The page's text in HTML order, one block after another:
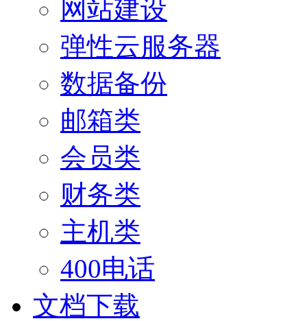
网站建设
弹性云服务器
数据备份
邮箱类
会员类
财务类
主机类
400电话
文档下载